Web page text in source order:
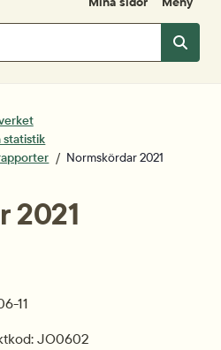
Sök
statistik
Normskördar 2021
2021
11
JO0602